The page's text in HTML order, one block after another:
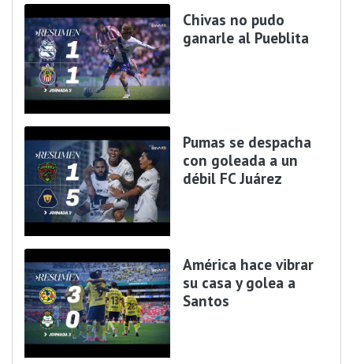
Chivas no pudo
ganarle al Pueblita
Pumas se despacha
con goleada a un
débil FC Juárez
América hace vibrar
su casa y golea a
Santos